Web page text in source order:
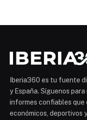
Iberia360 es tu fuente
y España. Síguenos
informes confiables que
económicos, deportivos